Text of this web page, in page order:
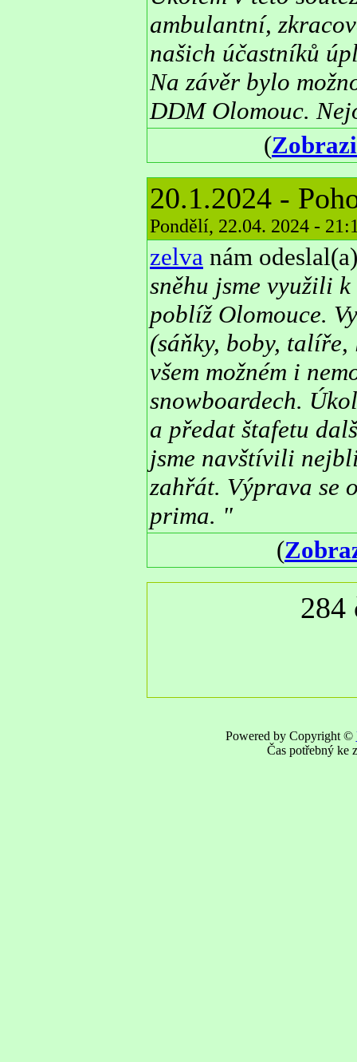
ambulantní,
našich účastníků
Na závěr bylo
DDM Olomouc.
(
20.1.2024 -
Pondělí, 22.04. 2024 -
zelva nám
sněhu jsme využili
poblíž Olomouce.
(sáňky, boby,
všem možném i
snowboardech.
a předat štafetu
jsme navštívili
zahřát. Výprava se
prima. "
(
284
Powered by Copyright ©
Čas potřebný ke